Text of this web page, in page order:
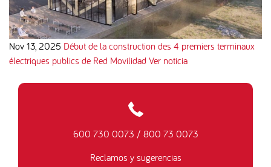
Nov 13, 2025 Début de la construction des 4 premiers terminaux
électriques publics de Red Movilidad Ver noticia
600 730 0073 / 800 73 0073
Reclamos y sugerencias